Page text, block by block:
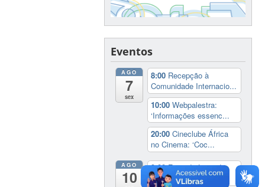
Eventos
AGO
7
sex
8:00 Recepção à
Comunidade Internacio...
10:00Webpalestra:
‘Informações essenc...
20:00Cineclube África
no Cinema: ‘Coc...
AGO
10
9:00Feira do Livro da
UFSC